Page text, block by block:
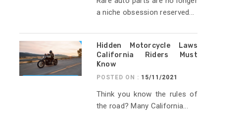
a niche obsession reserved...
Hidden Motorcycle Laws
California Riders Must
Know
POSTED ON : 15/11/2021
Think you know the rules of
the road? Many California...